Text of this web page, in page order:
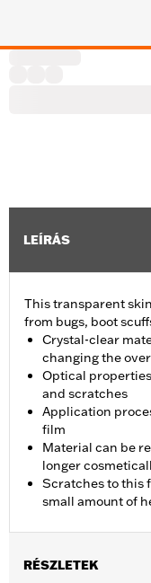
LEÍRÁS
This transparent
from bugs, boot
Crystal-clear
changing the
Optical
and scratches
Application
film
Material can be
longer
Scratches to this
small amount of
RÉSZLETEK